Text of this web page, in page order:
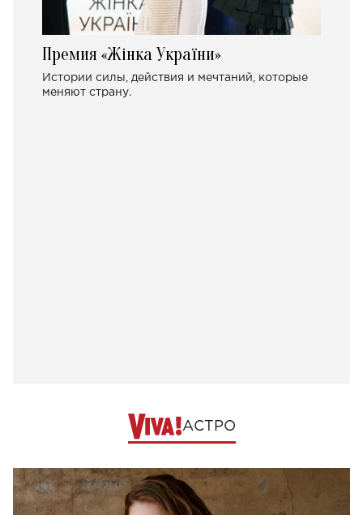
Премия «Жінка України»
Истории силы, действия и мечтаний, которые
меняют страну.
АСТРО